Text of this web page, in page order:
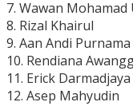
7. Wawan Mohamad
8. Rizal Khairul
9. Aan Andi Purnama
10. Rendiana
11. Erick Darmadjaya
12. Asep Mahyudin